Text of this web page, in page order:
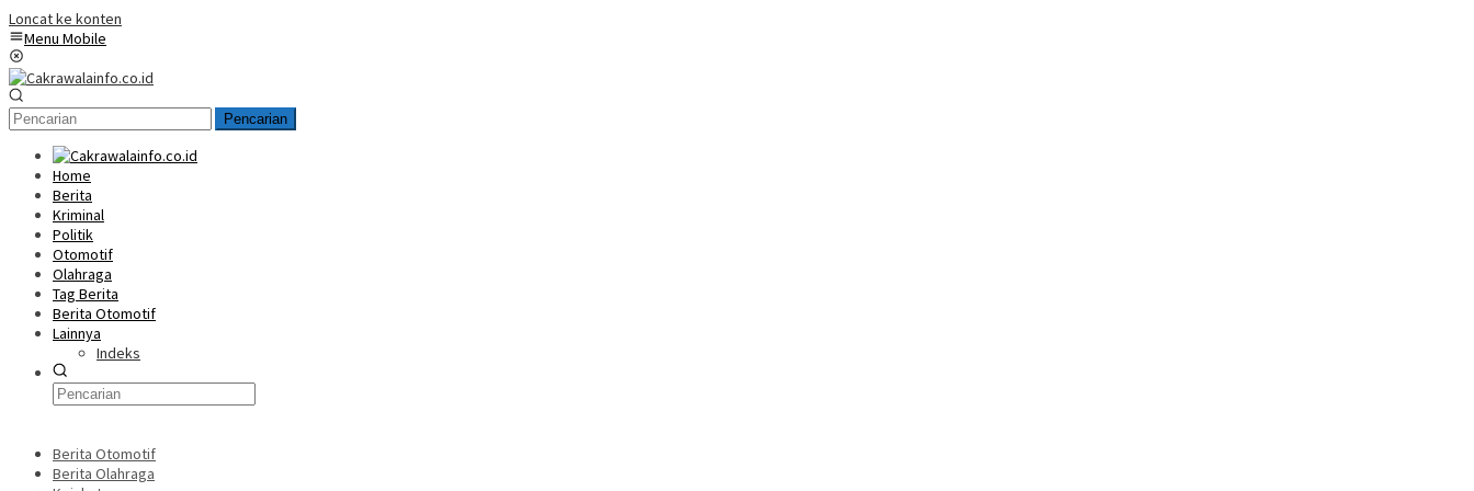
Loncat ke konten
Menu Mobile
Pencarian
Home
Berita
Kriminal
Politik
Otomotif
Olahraga
Tag Berita
Berita Otomotif
Lainnya
Indeks
Berita Otomotif
Berita Olahraga